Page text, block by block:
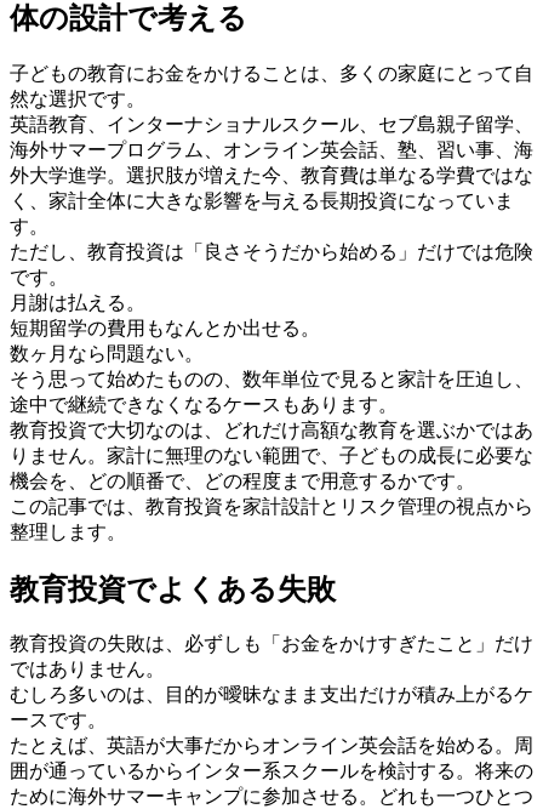
体の設計で考える
子どもの教育にお金をかけることは、多くの家庭にとって自
然な選択です。
英語教育、インターナショナルスクール、セブ島親子留学、
海外サマープログラム、オンライン英会話、塾、習い事、海
外大学進学。選択肢が増えた今、教育費は単なる学費ではな
く、家計全体に大きな影響を与える長期投資になっていま
す。
ただし、教育投資は「良さそうだから始める」だけでは危険
です。
月謝は払える。
短期留学の費用もなんとか出せる。
数ヶ月なら問題ない。
そう思って始めたものの、数年単位で見ると家計を圧迫し、
途中で継続できなくなるケースもあります。
教育投資で大切なのは、どれだけ高額な教育を選ぶかではあ
りません。家計に無理のない範囲で、子どもの成長に必要な
機会を、どの順番で、どの程度まで用意するかです。
この記事では、教育投資を家計設計とリスク管理の視点から
整理します。
教育投資でよくある失敗
教育投資の失敗は、必ずしも「お金をかけすぎたこと」だけ
ではありません。
むしろ多いのは、目的が曖昧なまま支出だけが積み上がるケ
ースです。
たとえば、英語が大事だからオンライン英会話を始める。周
囲が通っているからインター系スクールを検討する。将来の
ために海外サマーキャンプに参加させる。どれも一つひとつ